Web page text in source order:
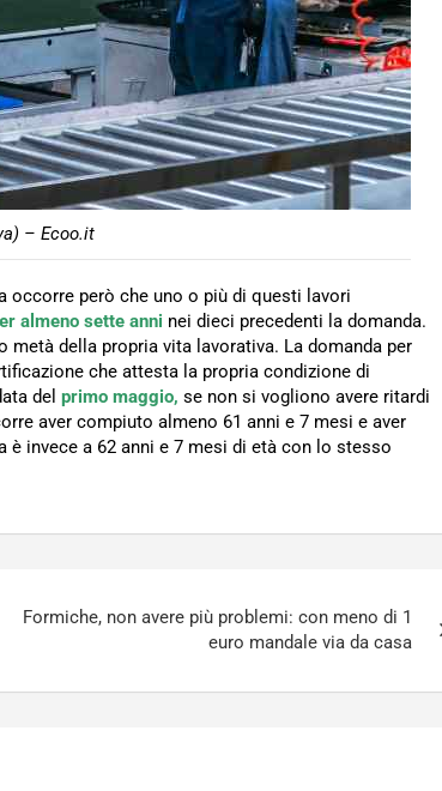
– Ecoo.it
occorre però che uno o più di questi lavori
almeno sette anni nei dieci precedenti la domanda.
della propria vita lavorativa. La domanda per
che attesta la propria condizione di
del primo maggio, se non si vogliono avere ritardi
aver compiuto almeno 61 anni e 7 mesi e aver
invece a 62 anni e 7 mesi di età con lo stesso
Formiche, non avere più problemi: con meno di 1
euro mandale via da casa